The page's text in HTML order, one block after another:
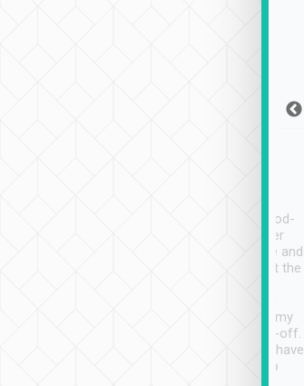
service, vehicles in good-
condition and the driver
service was awesome and
thoughtful. Driver went the
have safely arrived at my
destination after drop-off.
Definitely something I have
not seen elsewhere 👍